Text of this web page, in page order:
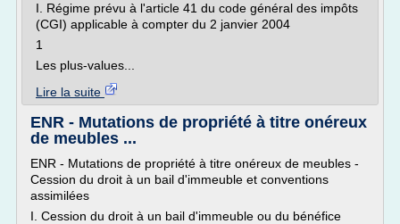
I. Régime prévu à l'article 41 du code général des impôts
(CGI) applicable à compter du 2 janvier 2004
1
Les plus-values...
Lire la suite
ENR - Mutations de propriété à titre onéreux
de meubles ...
ENR - Mutations de propriété à titre onéreux de meubles -
Cession du droit à un bail d'immeuble et conventions
assimilées
I. Cession du droit à un bail d'immeuble ou du bénéfice